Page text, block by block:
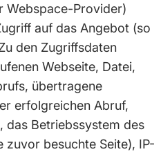
Webspace-Provider)
auf das Angebot (so
den Zugriffsdaten
Webseite, Datei,
übertragene
erfolgreichen Abruf,
das Betriebssystem des
zuvor besuchte Seite), IP-